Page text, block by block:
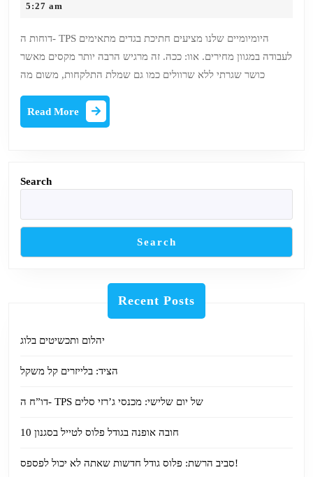
שני:
Side
5:27 am
דוחות ה- TPS היומיומיים שלנו מציעים חתיכת בגדים מתאימים
לעבודה במגוון מחירים. אוו: ככה. זה מרגיש הרבה יותר מקסים מאשר
כושר שגרתי ללא שרוולים כמו גם שמלת התלקחות, משום מה
Read More
More
Search
Search
Recent Posts
יהלום ותכשיטים בלוג
הציד: בלייזרים קל משקל
דו”ח ה- TPS של יום שלישי: מכנסי ג’רזי סלים
10 חובה אופנה בגודל פלוס לטייל בסגנון
סביב הרשת: פלוס גודל חדשות שאתה לא יכול לפספס!